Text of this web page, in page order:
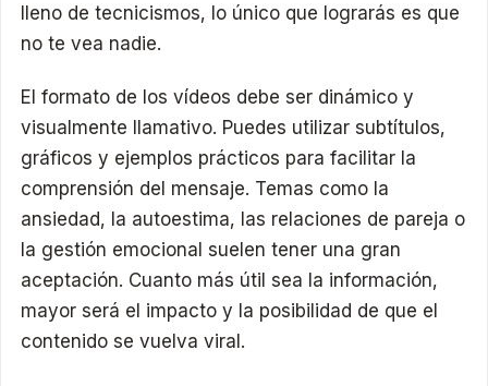
lleno de tecnicismos, lo único que lograrás es que
no te vea nadie.
El formato de los vídeos debe ser dinámico y
visualmente llamativo. Puedes utilizar subtítulos,
gráficos y ejemplos prácticos para facilitar la
comprensión del mensaje. Temas como la
ansiedad, la autoestima, las relaciones de pareja o
la gestión emocional suelen tener una gran
aceptación. Cuanto más útil sea la información,
mayor será el impacto y la posibilidad de que el
contenido se vuelva viral.